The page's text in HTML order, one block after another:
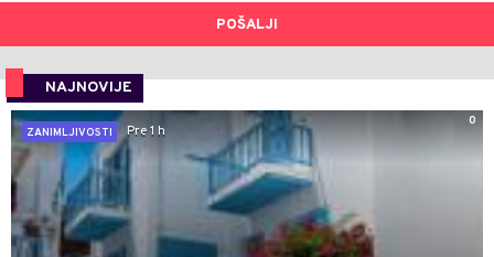
POŠALJI
NAJNOVIJE
0
ZANIMLJIVOSTI
Pre 1 h